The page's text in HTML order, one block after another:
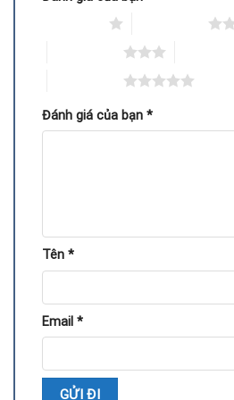
Quy trình thay IC nguồn VGA
Kiểm tra tình trạng hoạt động
Thay thế IC nguồn chính hãng,
VGA.
Đánh giá của bạn *
Tên *
Email *